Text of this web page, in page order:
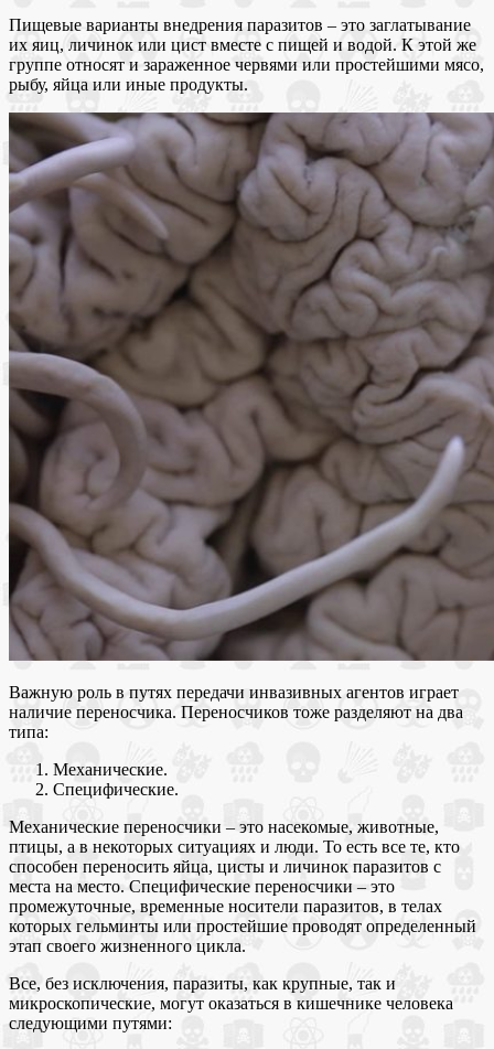
Пищевые варианты внедрения паразитов – это заглатывание
их яиц, личинок или цист вместе с пищей и водой. К этой же
группе относят и зараженное червями или простейшими мясо,
рыбу, яйца или иные продукты.
Важную роль в путях передачи инвазивных агентов играет
наличие переносчика. Переносчиков тоже разделяют на два
типа:
Механические.
Специфические.
Механические переносчики – это насекомые, животные,
птицы, а в некоторых ситуациях и люди. То есть все те, кто
способен переносить яйца, цисты и личинок паразитов с
места на место. Специфические переносчики – это
промежуточные, временные носители паразитов, в телах
которых гельминты или простейшие проводят определенный
этап своего жизненного цикла.
Все, без исключения, паразиты, как крупные, так и
микроскопические, могут оказаться в кишечнике человека
следующими путями: